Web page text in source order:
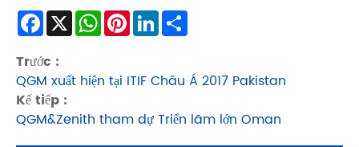
Facebook
X WhatsApp
PinterestLinkedIn
Trước :
QGM xuất hiện tại ITIF Châu Á 2017 Pakistan
Kế tiếp :
QGM&Zenith tham dự Triển lãm lớn Oman